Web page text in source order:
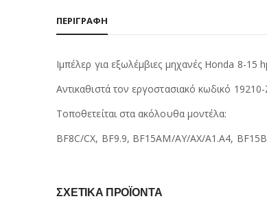
ΠΕΡΙΓΡΑΦΉ
Ιμπέλερ για εξωλέμβιες μηχανές Honda 8-15
Αντικαθιστά τον εργοστασιακό κωδικό 19210-
Τοποθετείται στα ακόλουθα μοντέλα:
BF8C/CX, BF9.9, BF15AM/AY/AX/A1.A4,
ΣΧΕΤΙΚΆ ΠΡΟΪΌΝΤΑ